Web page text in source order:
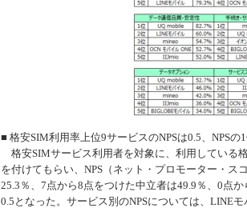
■ 格安SIM利用率上位9サービスのNPSは0.5、NPSの
格安SIMサービス利用者を対象に、利用している
を付けてもらい、NPS（ネット・プロモーター・
25.3％、7点から8点をつけた中立者は49.9％、0点
0.5となった。サービス別のNPSについては、LINE